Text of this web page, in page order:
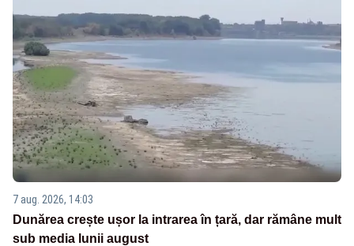
7 aug. 2026, 14:03
Dunărea crește ușor la intrarea în țară, dar rămâne mult
sub media lunii august